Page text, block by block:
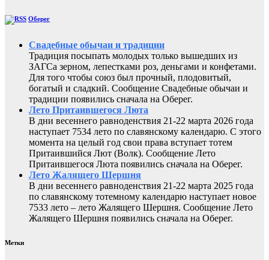
Оберег
Свадебные обычаи и традиции
Традиция посыпать молодых только вышедших из
ЗАГСа зерном, лепестками роз, деньгами и конфетами.
Для того чтобы союз был прочный, плодовитый,
богатый и сладкий. Сообщение Свадебные обычаи и
традиции появились сначала на Оберег.
Лето Притаившегося Люта
В дни весеннего равноденствия 21-22 марта 2026 года
наступает 7534 лето по славянскому календарю. С этого
момента на целый год свои права вступает тотем
Притаившийся Лют (Волк). Сообщение Лето
Притаившегося Люта появились сначала на Оберег.
Лето Жалящего Шершня
В дни весеннего равноденствия 21-22 марта 2025 года
по славянскому тотемному календарю наступает новое
7533 лето – лето Жалящего Шершня. Сообщение Лето
Жалящего Шершня появились сначала на Оберег.
Метки